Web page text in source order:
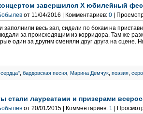
завершился X юбилейный
от 11/04/2016 | Комментариев: 0 |
заполнили весь зал, сидели по бокам на
за происходящим из корридора. Там же
один за другим сменяли друг друга на сцене.
бардовская песня Марина Демчук поэзия
стали лауреатами и призерами
от 20/01/2015 | Комментариев: 1 |